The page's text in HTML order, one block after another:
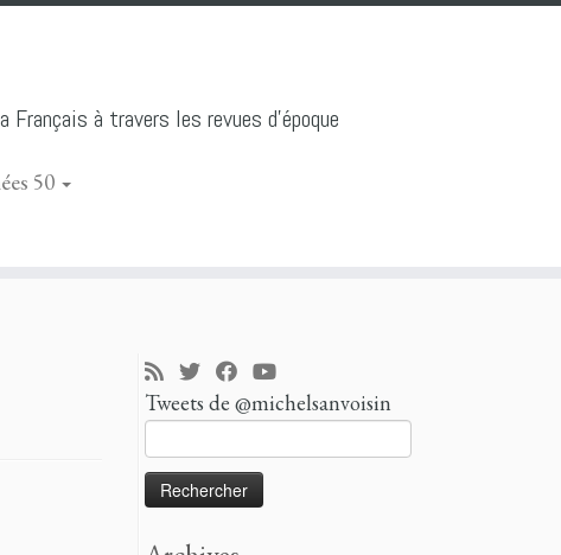
Français à travers les revues d'époque
50
Tweets de @michelsanvoisin